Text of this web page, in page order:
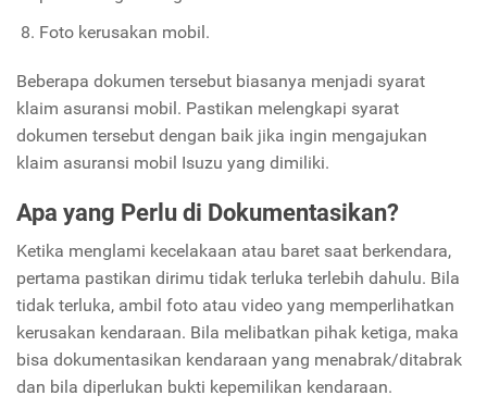
Foto kerusakan mobil.
Beberapa dokumen tersebut biasanya menjadi syarat
klaim asuransi mobil. Pastikan melengkapi syarat
dokumen tersebut dengan baik jika ingin mengajukan
klaim asuransi mobil Isuzu yang dimiliki.
Apa yang Perlu di Dokumentasikan?
Ketika menglami kecelakaan atau baret saat berkendara,
pertama pastikan dirimu tidak terluka terlebih dahulu. Bila
tidak terluka, ambil foto atau video yang memperlihatkan
kerusakan kendaraan. Bila melibatkan pihak ketiga, maka
bisa dokumentasikan kendaraan yang menabrak/ditabrak
dan bila diperlukan bukti kepemilikan kendaraan.